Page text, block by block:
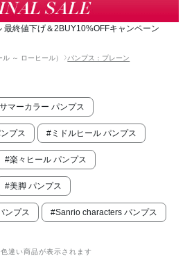
最終値下げ＆2BUY10%OFFキャンペーン
～ ローヒール） パンプス：プレーン
マーカラー パンプス
プス #ミドルヒール パンプス
#楽々ヒール パンプス
#美脚 パンプス
ンプス #Sanrio characters パンプス
違い商品が表示されます